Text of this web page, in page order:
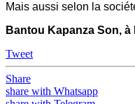
Mais aussi selon la
Bantou Kapanza Son, à
Tweet
Share
share with Whatsapp